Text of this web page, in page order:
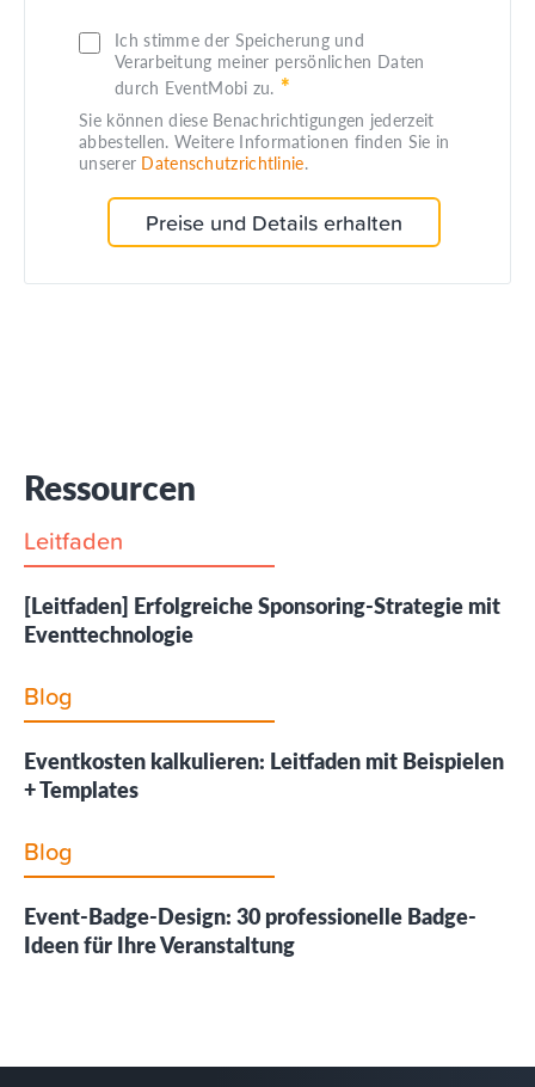
Ich stimme der Speicherung und
Verarbeitung meiner persönlichen Daten
durch EventMobi zu. *
Sie können diese Benachrichtigungen jederzeit
abbestellen. Weitere Informationen finden Sie in
unserer Datenschutzrichtlinie.
Ressourcen
Leitfaden
[Leitfaden] Erfolgreiche Sponsoring-Strategie mit
Eventtechnologie
Blog
Eventkosten kalkulieren: Leitfaden mit Beispielen
+ Templates
Blog
Event-Badge-Design: 30 professionelle Badge-
Ideen für Ihre Veranstaltung